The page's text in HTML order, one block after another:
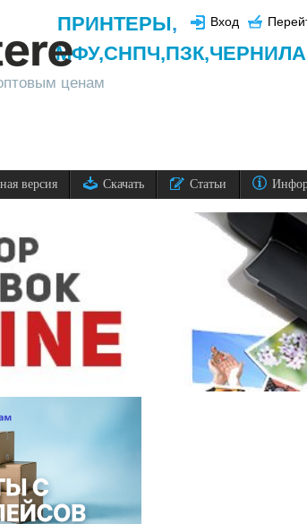
ценам
Вход
ПРИНТЕРЫ,
МФУ,СНПЧ,ПЗК,
версия Скачать Статьи